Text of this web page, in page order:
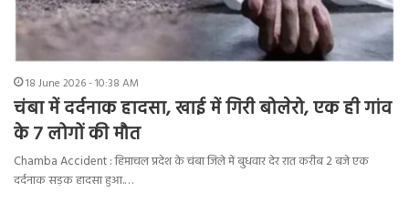
18 June 2026 - 10:38 AM
चंबा में दर्दनाक हादसा, खाई में गिरी बोलेरो, एक ही गांव
के 7 लोगों की मौत
Chamba Accident : हिमाचल प्रदेश के चंबा जिले में बुधवार देर रात करीब 2 बजे एक
दर्दनाक सड़क हादसा हुआ.…